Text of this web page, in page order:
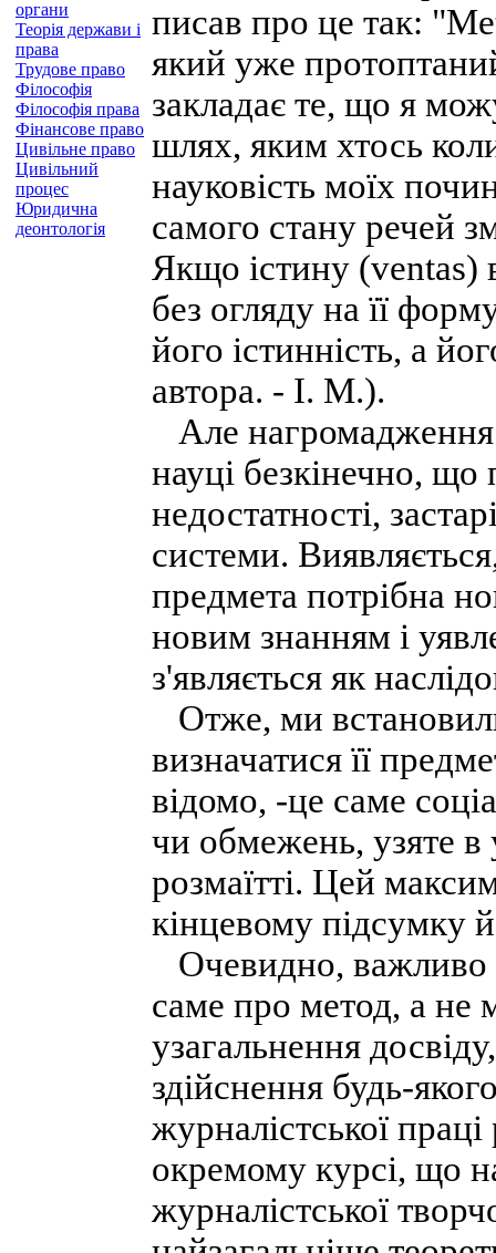
органи
Теорія держави і
права
Трудове право
Філософія
Філософія права
Фінансове право
Цивільне право
Цивільний
процес
Юридична
деонтологія
писав про це так:
який уже
закладає те, що я
шлях, яким хтось
науковість моїх
самого стану речей
Якщо істину (ventas)
без огляду на її
його істинність, а
автора. - І. М.).
Але нагромадження
науці безкінечно,
недостатності,
системи.
предмета потрібна
новим знанням і
з'являється як
Отже, ми
визначатися її
відомо, -це саме
чи обмежень, узяте в
розмаїтті. Цей
кінцевому підсумку
Очевидно, важливо
саме про метод, а не
узагальнення
здійснення будь-
журналістської
окремому курсі, що
журналістської